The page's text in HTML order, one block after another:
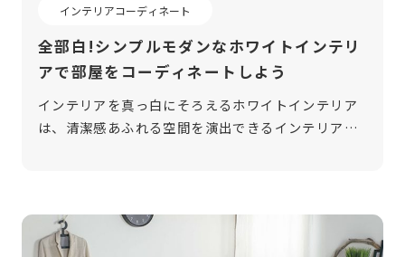
インテリアコーディネート
全部白!シンプルモダンなホワイトインテリ
アで部屋をコーディネートしよう
インテリアを真っ白にそろえるホワイトインテリア
は、清潔感あふれる空間を演出できるインテリアコ